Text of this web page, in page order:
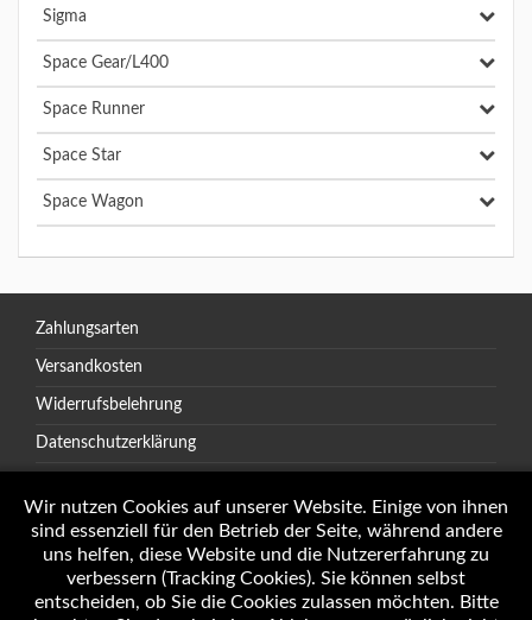
Sigma
Space Gear/L400
Space Runner
Space Star
Space Wagon
Zahlungsarten
Versandkosten
Widerrufsbelehrung
Datenschutzerklärung
Öffnungszeiten
Wir nutzen Cookies auf unserer Website. Einige von ihnen
sind essenziell für den Betrieb der Seite, während andere
uns helfen, diese Website und die Nutzererfahrung zu
verbessern (Tracking Cookies). Sie können selbst
entscheiden, ob Sie die Cookies zulassen möchten. Bitte